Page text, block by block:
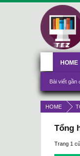
HOME
Tổng
Trang 1
HOME
Bài viết gần